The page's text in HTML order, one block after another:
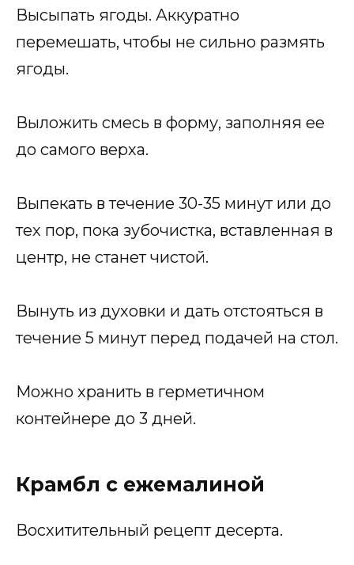
Высыпать ягоды. Аккуратно
перемешать, чтобы не сильно размять
ягоды.
Выложить смесь в форму, заполняя ее
до самого верха.
Выпекать в течение 30-35 минут или до
тех пор, пока зубочистка, вставленная в
центр, не станет чистой.
Вынуть из духовки и дать отстояться в
течение 5 минут перед подачей на стол.
Можно хранить в герметичном
контейнере до 3 дней.
Крамбл с ежемалиной
Восхитительный рецепт десерта.